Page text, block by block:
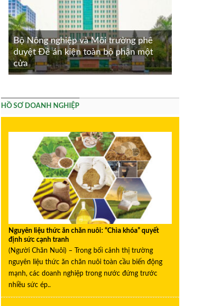
Bộ Nông nghiệp và Môi trường phê
duyệt Đề án kiện toàn bộ phận một
cửa
HỒ SƠ DOANH NGHIỆP
Nguyên liệu thức ăn chăn nuôi: “Chìa khóa” quyết
định sức cạnh tranh
(Người Chăn Nuôi) – Trong bối cảnh thị trường
nguyên liệu thức ăn chăn nuôi toàn cầu biến động
mạnh, các doanh nghiệp trong nước đứng trước
nhiều sức ép..